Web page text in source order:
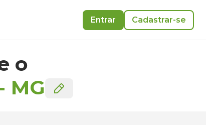
Entrar Cadastrar-se
o
MG